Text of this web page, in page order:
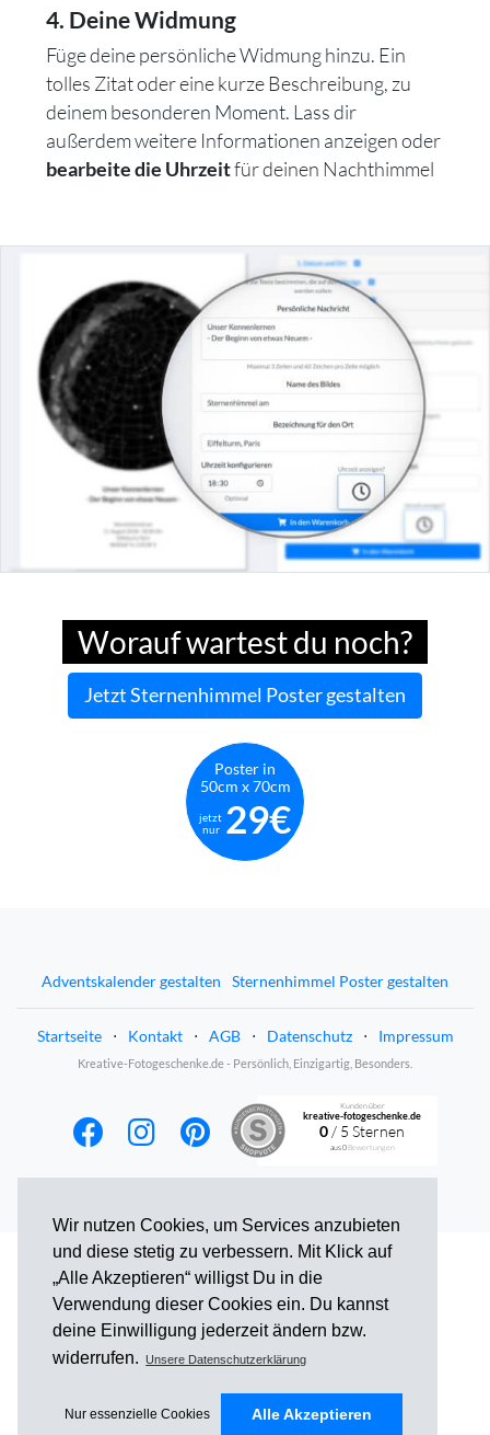
Wir nutzen Cookies, um Services anzubieten
und diese stetig zu verbessern. Mit Klick auf
„Alle Akzeptieren“ willigst Du in die
Verwendung dieser Cookies ein. Du kannst
deine Einwilligung jederzeit ändern bzw.
widerrufen.
Unsere Datenschutzerklärung
Nur essenzielle Cookies Alle Akzeptieren
4. Deine Widmung
Füge deine persönliche Widmung hinzu. Ein
tolles Zitat oder eine kurze Beschreibung, zu
deinem besonderen Moment. Lass dir
außerdem weitere Informationen anzeigen oder
bearbeite die Uhrzeitfür deinen Nachthimmel
Worauf wartest du noch?
Jetzt Sternenhimmel Poster gestalten
Poster in
50cm x 70cm
jetzt
nur 29€
Adventskalender gestalten Sternenhimmel Poster gestalten
Startseite ⋅ Kontakt ⋅ AGB ⋅ Datenschutz ⋅ Impressum
Kreative-Fotogeschenke.de - Persönlich, Einzigartig, Besonders.
Kunden über
kreative-fotogeschenke.de
0 / 5 Sternen
aus0Bewertungen